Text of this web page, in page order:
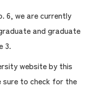
6, we are currently
and graduate
3.
website by this
sure to check for the